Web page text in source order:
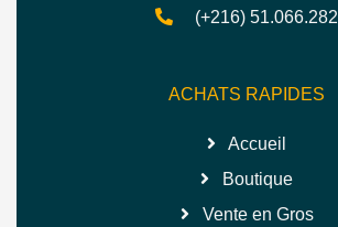
(+216) 51.066.282
ACHATS RAPIDES
Accueil
Boutique
Vente en Gros